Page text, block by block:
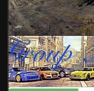
gradi.
FACCIAMO QUESTO
PASSIONE.......
Le vetture da noi
completo,
100 controlli di più
preparazione generale.
La nostra Azienda rivela
l’attenzione al cliente